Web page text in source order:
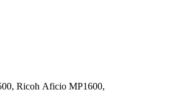
Ricoh Aficio MP1600,